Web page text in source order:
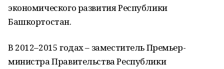
экономического развития Республики
Башкортостан.
В 2012–2015 годах – заместитель Премьер-
министра Правительства Республики